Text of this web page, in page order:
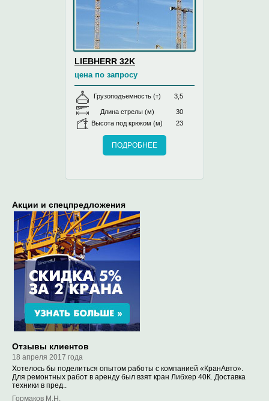
Акции и спецпредложения
Отзывы клиентов
18 апреля 2017 года
Хотелось бы поделиться опытом работы с компанией «КранАвто».
Для ремонтных работ в аренду был взят кран Либхер 40К. Доставка
техники в пред..
Гормаков М.Н.
LIEBHERR 32K
цена по запросу
Грузоподъемность (т) 3,5
Длина стрелы (м)
30
Высота под крюком (м)
23
ПОДРОБНЕЕ